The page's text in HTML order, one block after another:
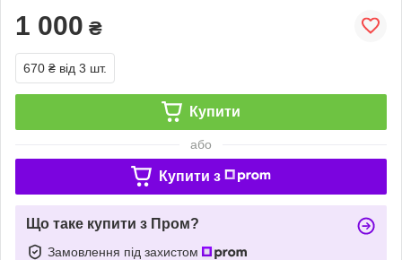
1 000 ₴
670 ₴ від 3 шт.
Купити
або
Купити з
Що таке купити з Пром?
Замовлення під захистом